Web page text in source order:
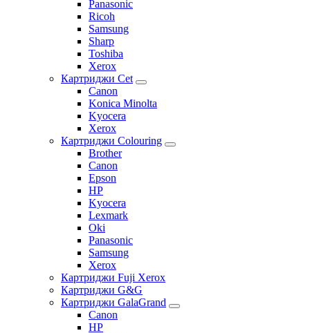
Panasonic
Ricoh
Samsung
Sharp
Toshiba
Xerox
Картриджи Cet
Canon
Konica Minolta
Kyocera
Xerox
Картриджи Colouring
Brother
Canon
Epson
HP
Kyocera
Lexmark
Oki
Panasonic
Samsung
Xerox
Картриджи Fuji Xerox
Картриджи G&G
Картриджи GalaGrand
Canon
HP